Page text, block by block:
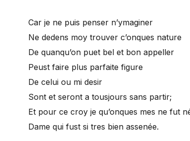
Car je ne puis penser n’ymaginer
Ne dedens moy trouver c’onques nature
De quanqu’on puet bel et bon appeller
Peust faire plus parfaite figure
De celui ou mi desir
Sont et seront a tousjours sans partir;
Et pour ce croy je qu’onques mes ne fut
Dame qui fust si tres bien assenée.